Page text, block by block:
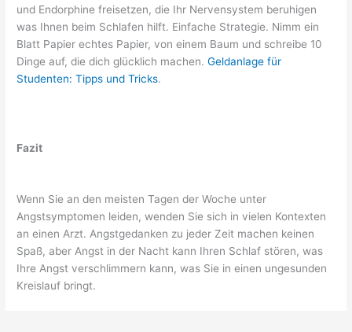
und Endorphine freisetzen, die Ihr Nervensystem beruhigen
was Ihnen beim Schlafen hilft. Einfache Strategie. Nimm ein
Blatt Papier echtes Papier, von einem Baum und schreibe 10
Dinge auf, die dich glücklich machen.Geldanlage für
Studenten: Tipps und Tricks.
Fazit
Wenn Sie an den meisten Tagen der Woche unter
Angstsymptomen leiden, wenden Sie sich in vielen Kontexten
an einen Arzt. Angstgedanken zu jeder Zeit machen keinen
Spaß, aber Angst in der Nacht kann Ihren Schlaf stören, was
Ihre Angst verschlimmern kann, was Sie in einen ungesunden
Kreislauf bringt.